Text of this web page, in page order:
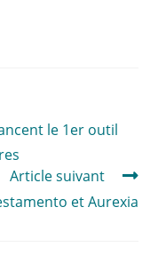
le 1er outil
Article suivant
et Aurexia